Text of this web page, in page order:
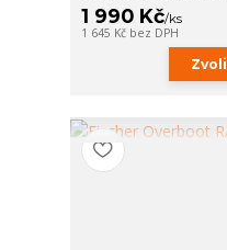
1 990 Kč/ks
1 645 Kč bez DPH